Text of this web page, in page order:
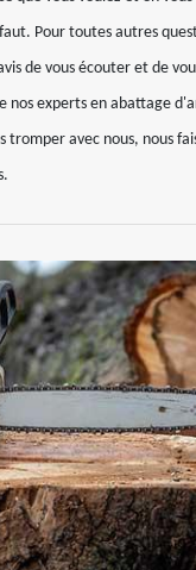
Pour toutes autres
de vous écouter et de
nos experts en abattage
tromper avec nous, nous